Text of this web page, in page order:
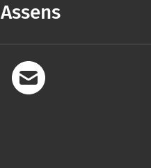
Assens